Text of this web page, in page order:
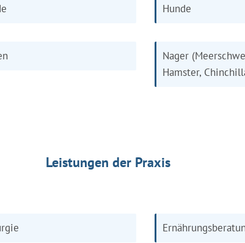
Hunde
Nager
Hamster,
Leistungen der Praxis